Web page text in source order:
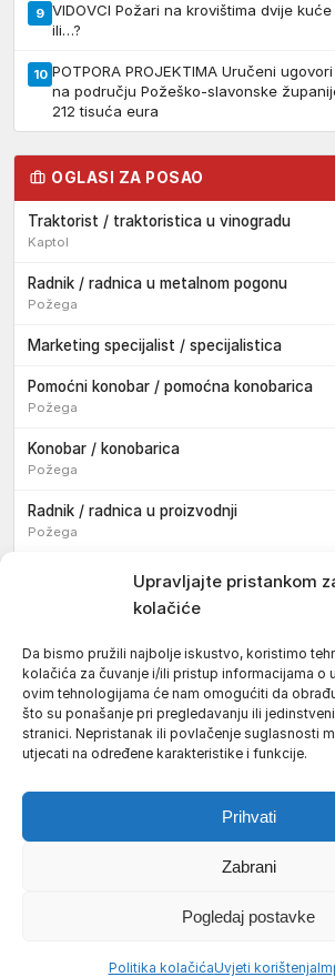
Upravljajte pristankom
kolačiće
Da bismo pružili najbolje iskustvo, koristimo
kolačića za čuvanje i/ili pristup informacijama o
ovim tehnologijama će nam omogućiti da
što su ponašanje pri pregledavanju ili
stranici. Nepristanak ili povlačenje suglasnosti
utjecati na određene karakteristike i funkcije.
Prihvati
Zabrani
Pogledaj postavke
Politika kolačićaUvjeti korištenja
9 VIDOVCI Požari na krovištima dvije
ili…?
10 POTPORA PROJEKTIMA Uručeni
na području Požeško-slavonske
212 tisuća eura
OGLASI ZA POSAO
Traktorist / traktoristica u vinogradu
Kaptol
Radnik / radnica u metalnom pogonu
Požega
Marketing specijalist / specijalistica
Pomoćni konobar / pomoćna konobarica
Požega
Konobar / konobarica
Požega
Radnik / radnica u proizvodnji
Požega
Sezonski pomoćni radnik / sezonska
Pomoćni pekar / pomoćna pekarica
Pekar / pekarica
Požega
Konobar / konobarica
Požega
Pravila privatnosti
© 2026 Požeški vodič. Sva prava